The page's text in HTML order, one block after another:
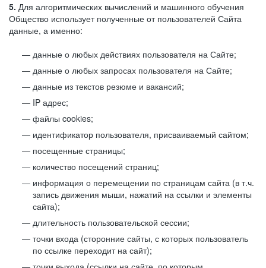
5. Для алгоритмических вычислений и машинного обучения
Общество использует полученные от пользователей Сайта
данные, а именно:
данные о любых действиях пользователя на Сайте;
данные о любых запросах пользователя на Сайте;
данные из текстов резюме и вакансий;
IP адрес;
файлы cookies;
идентификатор пользователя, присваиваемый сайтом;
посещенные страницы;
количество посещений страниц;
информация о перемещении по страницам сайта (в т.ч.
запись движения мыши, нажатий на ссылки и элементы
сайта);
длительность пользовательской сессии;
точки входа (сторонние сайты, с которых пользователь
по ссылке переходит на сайт);